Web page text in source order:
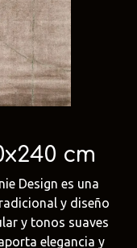
cm
Design es una
y diseño
y tonos suaves
elegancia y
e